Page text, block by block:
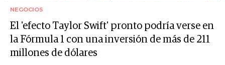
NEGOCIOS
El 'efecto Taylor Swift' pronto podría verse en
la Fórmula 1 con una inversión de más de 211
millones de dólares